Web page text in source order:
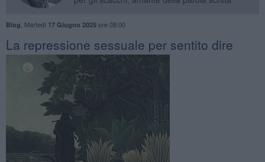
Blog Martedì 17 Giugno 2025ore 08:00
La repressione sessuale per sentito dire